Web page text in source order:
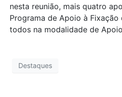
nesta reunião, mais quatro
Programa de Apoio à Fixação
todos na modalidade de
Destaques